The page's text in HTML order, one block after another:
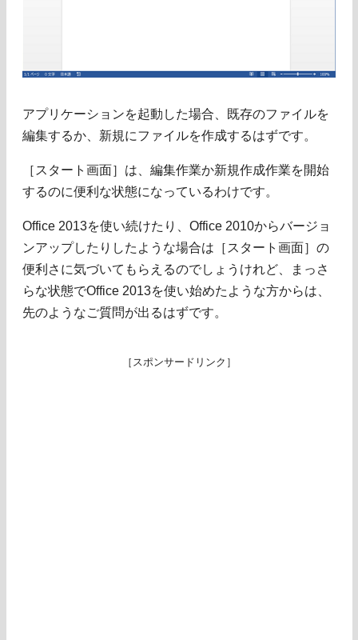
アプリケーションを起動した場合、既存のファイルを
編集するか、新規にファイルを作成するはずです。
［スタート画面］は、編集作業か新規作成作業を開始
するのに便利な状態になっているわけです。
Office 2013を使い続けたり、Office 2010からバージョ
ンアップしたりしたような場合は［スタート画面］の
便利さに気づいてもらえるのでしょうけれど、まっさ
らな状態でOffice 2013を使い始めたような方からは、
先のようなご質問が出るはずです。
［スポンサードリンク］